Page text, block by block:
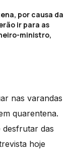
por causa da
ir para as
ministro,
nas varandas
quarentena.
desfrutar das
hoje